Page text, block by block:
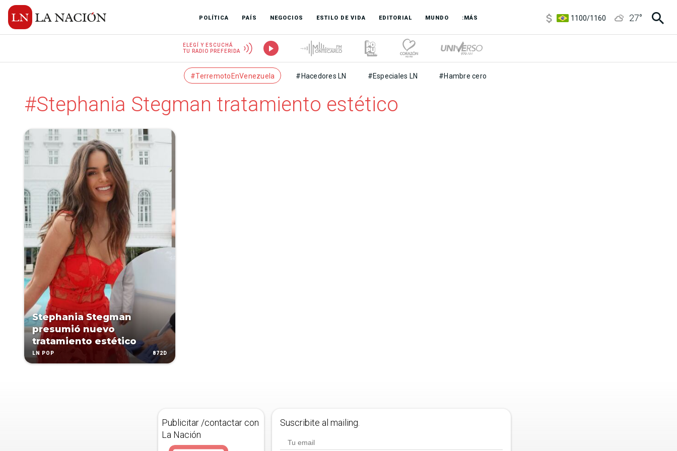
POLÍTICA PAÍS NEGOCIOS ESTILO DE VIDA EDITORIAL MUNDO :MÁS
1100/1160
27°
ELEGÍ Y ESCUCHÁ
TU RADIO PREFERIDA
#TerremotoEnVenezuela #Hacedores LN #Especiales LN #Hambre cero
#Stephania Stegman tratamiento estético
Stephania Stegman
presumió nuevo
tratamiento estético
LN POP 872D
Publicitar /contactar con
La Nación
Suscribite al mailing.